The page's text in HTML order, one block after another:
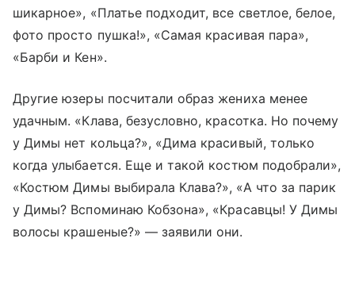
шикарное», «Платье подходит, все светлое, белое,
фото просто пушка!», «Самая красивая пара»,
«Барби и Кен».
Другие юзеры посчитали образ жениха менее
удачным. «Клава, безусловно, красотка. Но почему
у Димы нет кольца?», «Дима красивый, только
когда улыбается. Еще и такой костюм подобрали»,
«Костюм Димы выбирала Клава?», «А что за парик
у Димы? Вспоминаю Кобзона», «Красавцы! У Димы
волосы крашеные?» — заявили они.